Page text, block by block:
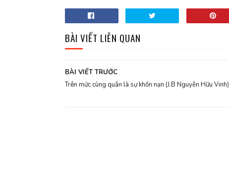
BÀI VIẾT LIÊN QUAN
BÀI VIẾT TRƯỚC
Trên mức cùng quẫn là sự khốn nạn (J.B Nguyễn Hữu Vinh)